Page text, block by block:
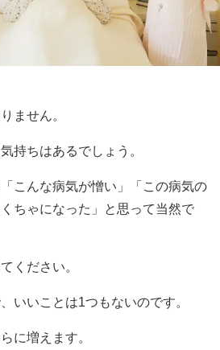
ません。
持ちはあるでしょう。
こんな病気が憎い」「この病気の
ちゃになった」と思って当然で
ください。
いいことは1つもないのです。
に増えます。